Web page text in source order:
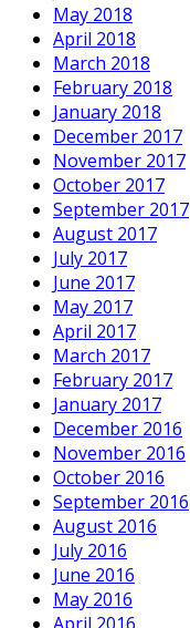
May 2018
April 2018
March 2018
February 2018
January 2018
December 2017
November 2017
October 2017
September 2017
August 2017
July 2017
June 2017
May 2017
April 2017
March 2017
February 2017
January 2017
December 2016
November 2016
October 2016
September 2016
August 2016
July 2016
June 2016
May 2016